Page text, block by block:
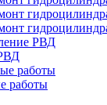
РВД
работы
работы